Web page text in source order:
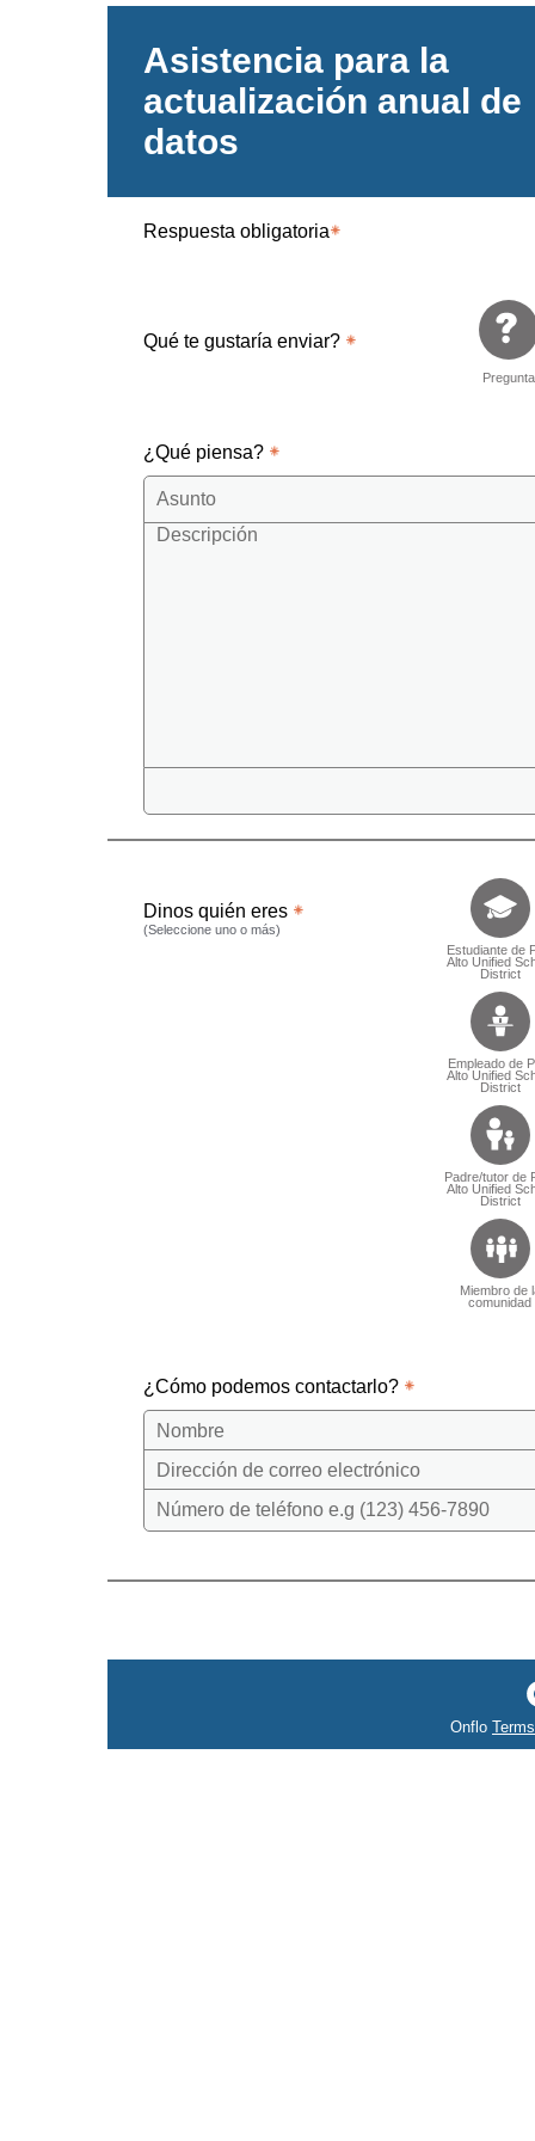
Asistencia para la
actualización anual de
datos
Respuesta obligatoria
Qué te gustaría enviar?
Pregunta
¿Qué piensa?
Dinos quién eres
(Seleccione uno o más)
Dinos
Estudiante de
Alto Unified
District
Empleado de
Alto Unified
District
Padre/tutor de
Alto Unified
District
Miembro de
comunidad
¿Cómo podemos contactarlo?
Nombre
Dirección de correo electrónico
Número de teléfono e.g (123) 456-7890
Onflo